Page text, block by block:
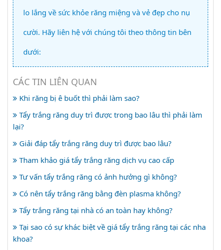
lo lắng về sức khỏe răng miệng và vẻ đẹp cho nụ
cười. Hãy liên hệ với chúng tôi theo thông tin bên
dưới:
CÁC TIN LIÊN QUAN
Khi răng bị ê buốt thì phải làm sao?
Tẩy trắng răng duy trì được trong bao lâu thì phải làm
lại?
Giải đáp tẩy trắng răng duy trì được bao lâu?
Tham khảo giá tẩy trắng răng dịch vụ cao cấp
Tư vấn tẩy trắng răng có ảnh hưởng gì không?
Có nên tẩy trắng răng bằng đèn plasma không?
Tẩy trắng răng tại nhà có an toàn hay không?
Tại sao có sự khác biệt về giá tẩy trắng răng tại các nha
khoa?